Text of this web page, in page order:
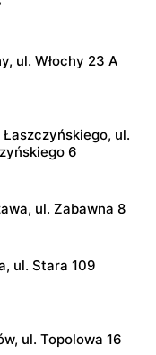
ul. Włochy 23 A
Łaszczyńskiego, ul.
6
ul. Zabawna 8
ul. Stara 109
ul. Topolowa 16